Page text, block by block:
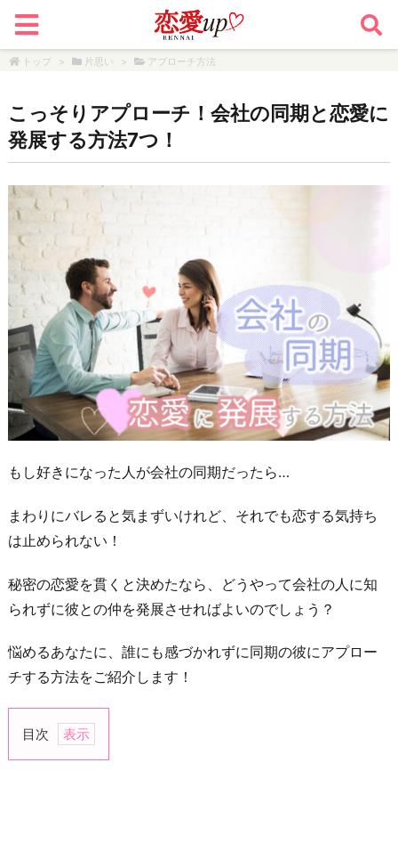
トップ > 片思い > アプローチ方法
こっそりアプローチ！会社の同期と恋愛に
発展する方法7つ！
もし好きになった人が会社の同期だったら…
まわりにバレると気まずいけれど、それでも恋する気持ち
は止められない！
秘密の恋愛を貫くと決めたなら、どうやって会社の人に知
られずに彼との仲を発展させればよいのでしょう？
悩めるあなたに、誰にも感づかれずに同期の彼にアプロー
チする方法をご紹介します！
目次
1.